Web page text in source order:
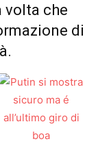
volta che
di